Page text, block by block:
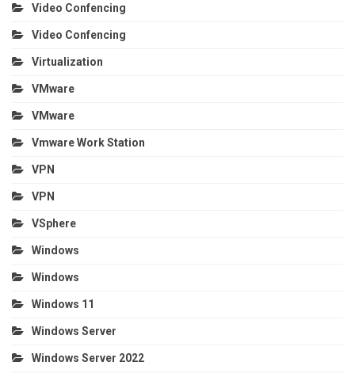
Video Confencing
Video Confencing
Virtualization
VMware
VMware
Vmware Work Station
VPN
VPN
VSphere
Windows
Windows
Windows 11
Windows Server
Windows Server 2022